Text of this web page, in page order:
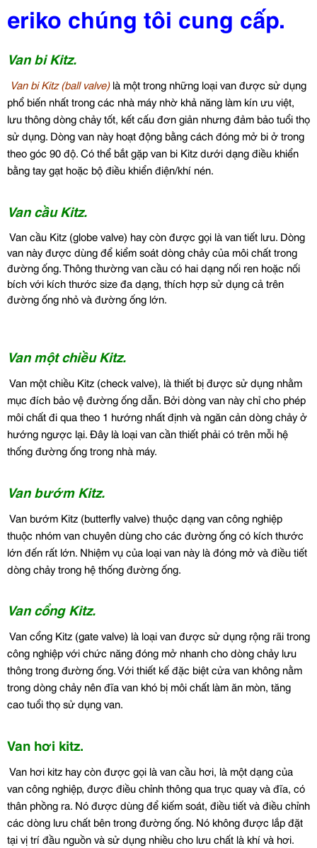
eriko chúng tôi cung cấp.
Van bi Kitz.
Van bi Kitz (ball valve)là một trong những loại van được sử dụng
phổ biến nhất trong các nhà máy nhờ khả năng làm kín ưu việt,
lưu thông dòng chảy tốt, kết cấu đơn giản nhưng đảm bảo tuổi thọ
sử dụng. Dòng van này hoạt động bằng cách đóng mở bi ở trong
theo góc 90 độ. Có thể bắt gặp van bi Kitz dưới dạng điều khiển
bằng tay gạt hoặc bộ điều khiển điện/khí nén.
Van cầu Kitz.
Van cầu Kitz (globe valve) hay còn được gọi là van tiết lưu. Dòng
van này được dùng để kiểm soát dòng chảy của môi chất trong
đường ống. Thông thường van cầu có hai dạng nối ren hoặc nối
bích với kích thước size đa dạng, thích hợp sử dụng cả trên
đường ống nhỏ và đường ống lớn.
Van một chiều Kitz.
Van một chiều Kitz (check valve), là thiết bị được sử dụng nhằm
mục đích bảo vệ đường ống dẫn. Bởi dòng van này chỉ cho phép
môi chất đi qua theo 1 hướng nhất định và ngăn cản dòng chảy ở
hướng ngược lại. Đây là loại van cần thiết phải có trên mỗi hệ
thống đường ống trong nhà máy.
Van bướm Kitz.
Van bướm Kitz (butterfly valve) thuộc dạng van công nghiệp
thuộc nhóm van chuyên dùng cho các đường ống có kích thước
lớn đến rất lớn. Nhiệm vụ của loại van này là đóng mở và điều tiết
dòng chảy trong hệ thống đường ống.
Van cổng Kitz.
Van cổng Kitz (gate valve) là loại van được sử dụng rộng rãi trong
công nghiệp với chức năng đóng mở nhanh cho dòng chảy lưu
thông trong đường ống. Với thiết kế đặc biệt cửa van không nằm
trong dòng chảy nên đĩa van khó bị môi chất làm ăn mòn, tăng
cao tuổi thọ sử dụng van.
Van hơi kitz.
Van hơi kitz hay còn được gọi là van cầu hơi, là một dạng của
van công nghiệp, được điều chỉnh thông qua trục quay và đĩa, có
thân phồng ra. Nó được dùng để kiếm soát, điều tiết và điều chỉnh
các dòng lưu chất bên trong đường ống. Nó không được lắp đặt
tại vị trí đầu nguồn và sử dụng nhiều cho lưu chất là khí và hơi.